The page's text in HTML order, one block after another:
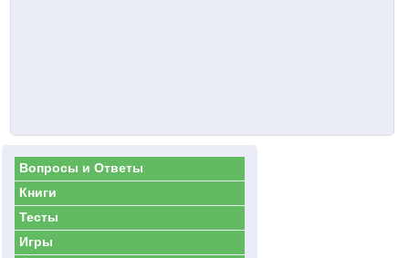
Вопросы и Ответы
Книги
Тесты
Игры